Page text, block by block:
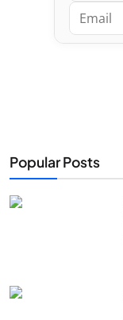
Popular Posts